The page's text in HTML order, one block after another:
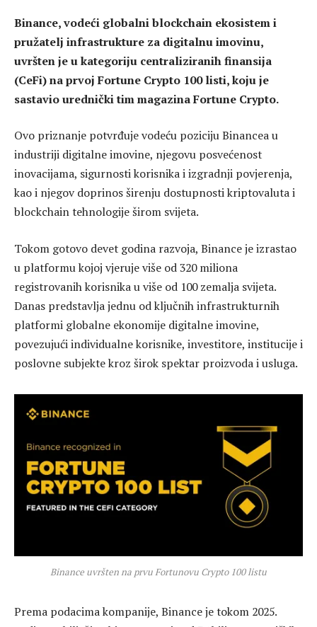
Binance, vodeći globalni blockchain ekosistem i
pružatelj infrastrukture za digitalnu imovinu,
uvršten je u kategoriju centraliziranih finansija
(CeFi) na prvoj Fortune Crypto 100 listi, koju je
sastavio urednički tim magazina Fortune Crypto.
Ovo priznanje potvrđuje vodeću poziciju Binancea u
industriji digitalne imovine, njegovu posvećenost
inovacijama, sigurnosti korisnika i izgradnji povjerenja,
kao i njegov doprinos širenju dostupnosti kriptovaluta i
blockchain tehnologije širom svijeta.
Tokom gotovo devet godina razvoja, Binance je izrastao
u platformu kojoj vjeruje više od 320 miliona
registrovanih korisnika u više od 100 zemalja svijeta.
Danas predstavlja jednu od ključnih infrastrukturnih
platformi globalne ekonomije digitalne imovine,
povezujući individualne korisnike, investitore, institucije i
poslovne subjekte kroz širok spektar proizvoda i usluga.
Binance uvršten na prvu Fortunovu Crypto 100 listu
Prema podacima kompanije, Binance je tokom 2025.